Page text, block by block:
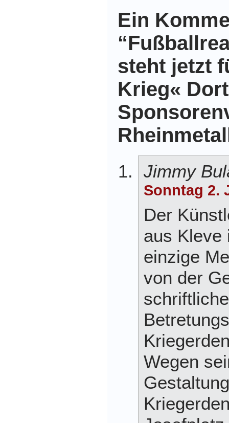
Ein
steht jetzt
Krieg«
Jimmy
Sonntag 2.
Der
aus Kleve
einzige
von der
Wegen